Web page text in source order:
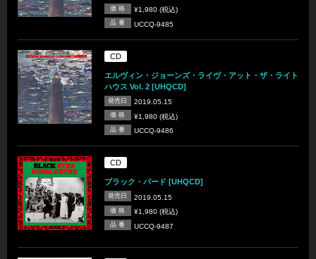
価 格 ¥1,980 (税込)
品 番 UCCQ-9485
CD
エルヴィン・ジョーンズ・ライヴ・アット・ザ・ライト
ハウス Vol. 2 [UHQCD]
発売日 2019.05.15
価 格 ¥1,980 (税込)
品 番 UCCQ-9486
CD
ブラック・バード [UHQCD]
発売日 2019.05.15
価 格 ¥1,980 (税込)
品 番 UCCQ-9487